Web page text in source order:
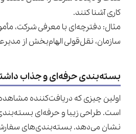
کاری آشنا کنند.
مثال: دفترچه‌ای با معرفی شرکت،
سازمان، نقل‌قولی الهام‌بخش از
بسته‌بندی حرفه‌ای و جذاب
اولین چیزی که دریافت‌کننده
است. طراحی زیبا و حرفه‌ای بسته‌بندی
نشان می‌دهد. بسته‌بندی‌های